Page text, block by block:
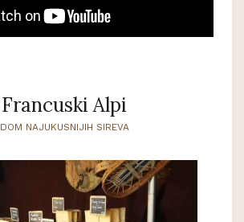
Francuski Alpi
DOM NAJUKUSNIJIH SIREVA